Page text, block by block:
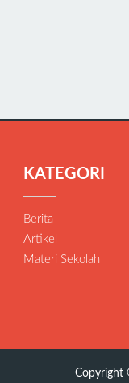
KATEGORI
Berita
Artikel
Materi Sekolah
Copyright